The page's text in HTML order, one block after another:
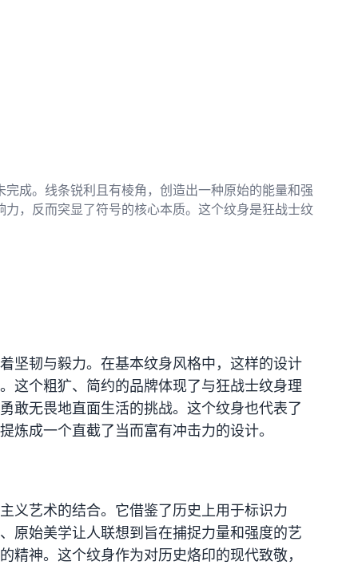
成。线条锐利且有棱角，创造出一种原始的能量和强
，反而突显了符号的核心本质。这个纹身是狂战士纹
坚韧与毅力。在基本纹身风格中，这样的设计
这个粗犷、简约的品牌体现了与狂战士纹身理
敢无畏地直面生活的挑战。这个纹身也代表了
炼成一个直截了当而富有冲击力的设计。
义艺术的结合。它借鉴了历史上用于标识力
原始美学让人联想到旨在捕捉力量和强度的艺
精神。这个纹身作为对历史烙印的现代致敬，